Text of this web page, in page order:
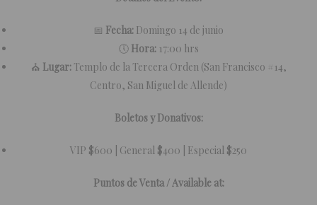
📅 Fecha: Domingo 14 de junio
🕔 Hora:17:00 hrs
⛪ Lugar:Templo de la Tercera Orden (San Francisco #14,
Centro, San Miguel de Allende)
Boletos y Donativos:
VIP $600 | General $400 | Especial $250
Puntos de Venta / Available at: